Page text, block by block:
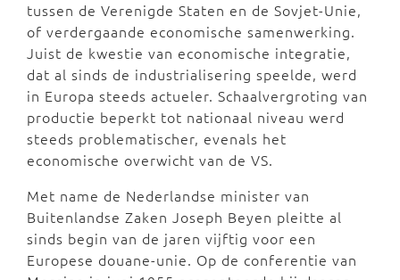
tussen de Verenigde Staten en de Sovjet-Unie,
of verdergaande economische samenwerking.
Juist de kwestie van economische integratie,
dat al sinds de industrialisering speelde, werd
in Europa steeds actueler. Schaalvergroting van
productie beperkt tot nationaal niveau werd
steeds problematischer, evenals het
economische overwicht van de VS.
Met name de Nederlandse minister van
Buitenlandse Zaken Joseph Beyen pleitte al
sinds begin van de jaren vijftig voor een
Europese douane-unie. Op de conferentie van